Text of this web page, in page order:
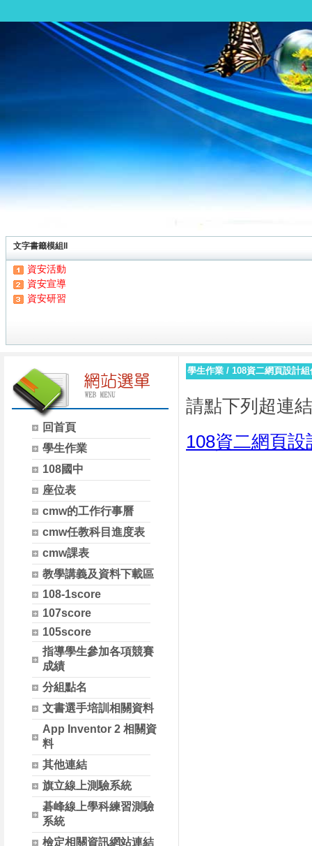
回首頁
學生作業
108國中
座位表
cmw的工作行事曆
cmw任教科目進度表
cmw課表
教學講義及資料下載區
108-1score
107score
105score
指導學生參加各項競賽
成績
分組點名
文書選手培訓相關資料
App Inventor 2 相關資
料
其他連結
旗立線上測驗系統
碁峰線上學科練習測驗
系統
檢定相關資訊網站連結
學生作業 / 108資二網頁設計組
請點下列超連
108資二網頁